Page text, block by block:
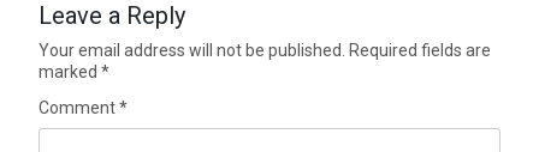
Leave a Reply
Your email address will not be published. Required fields are
marked*
Comment*